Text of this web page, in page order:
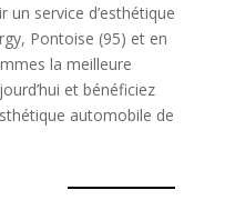
un service d’esthétique
Pontoise (95) et en
la meilleure
et bénéficiez
automobile de